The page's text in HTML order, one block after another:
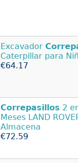
Excavador
Caterpillar para
€64.17
Correpasillos 2
Meses LAND
Almacena
€72.59